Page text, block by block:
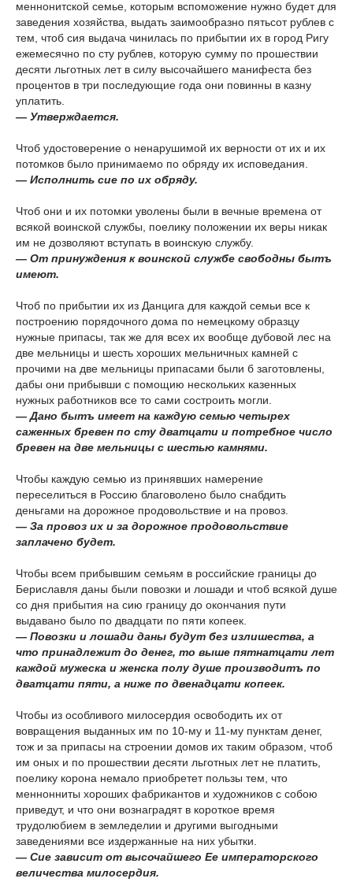
меннонитской семье, которым вспоможение нужно будет для
заведения хозяйства, выдать заимообразно пятьсот рублев с
тем, чтоб сия выдача чинилась по прибытии их в город Ригу
ежемесячно по сту рублев, которую сумму по прошествии
десяти льготных лет в силу высочайшего манифеста без
процентов в три последующие года они повинны в казну
уплатить.
— Утверждается.
Чтоб удостоверение о ненарушимой их верности от их и их
потомков было принимаемо по обряду их исповедания.
— Исполнить сие по их обряду.
Чтоб они и их потомки уволены были в вечные времена от
всякой воинской службы, поелику положении их веры никак
им не дозволяют вступать в воинскую службу.
— От принуждения к воинской службе свободны бытъ
имеют.
Чтоб по прибытии их из Данцига для каждой семьи все к
построению порядочного дома по немецкому образцу
нужные припасы, так же для всех их вообще дубовой лес на
две мельницы и шесть хороших мельничных камней с
прочими на две мельницы припасами были б заготовлены,
дабы они прибывши с помощию нескольких казенных
нужных работников все то сами состроить могли.
— Дано бытъ имеет на каждую семью четырех
саженных бревен по сту дватцати и потребное число
бревен на две мельницы с шестью камнями.
Чтобы каждую семью из принявших намерение
переселиться в Россию благоволено было снабдить
деньгами на дорожное продовольствие и на провоз.
— За провоз их и за дорожное продовольствие
заплачено будет.
Чтобы всем прибывшим семьям в российские границы до
Бериславля даны были повозки и лошади и чтоб всякой душе
со дня прибытия на сию границу до окончания пути
выдавано было по двадцати по пяти копеек.
— Повозки и лошади даны будут без излишества, а
что принадлежит до денег, то выше пятнатцати лет
каждой мужеска и женска полу душе производитъ по
дватцати пяти, а ниже по двенадцати копеек.
Чтобы из особливого милосердия освободить их от
вовращения выданных им по 10-му и 11-му пунктам денег,
тож и за припасы на строении домов их таким образом, чтоб
им оных и по прошествии десяти льготных лет не платить,
поелику корона немало приобретет пользы тем, что
меннонниты хороших фабрикантов и художников с собою
приведут, и что они вознаградят в короткое время
трудолюбием в земледелии и другими выгодными
заведениями все издержанные на них убытки.
— Сие зависит от высочайшего Ее императорского
величества милосердия.